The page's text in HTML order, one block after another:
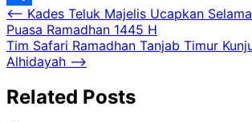
Mail
Share
Navigasi
pos
⟵ Kades Teluk Majelis Ucapkan
Puasa Ramadhan 1445 H
Tim Safari Ramadhan Tanjab Timur
Alhidayah ⟶
Related Posts